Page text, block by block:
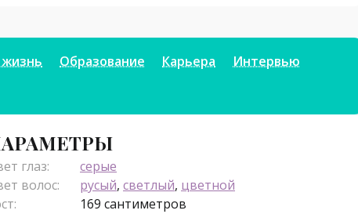
Образование Карьера
Интервью
глаз:
серые
волос:
русый, светлый, цветной
169 сантиметров